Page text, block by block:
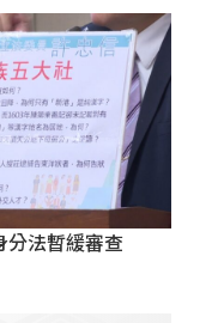
分法暫緩審查